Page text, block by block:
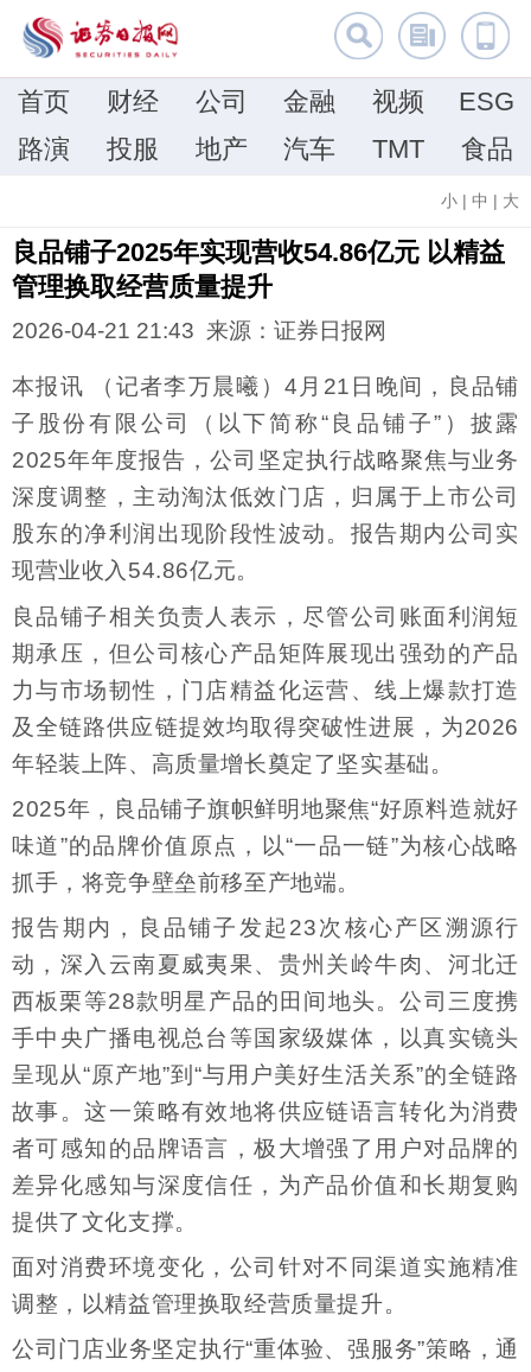
首页 财经 公司 金融 视频
ESG
路演
投服 地产 汽车 TMT 食品
小 | 中 | 大
良品铺子2025年实现营收54.86亿元 以精益
管理换取经营质量提升
2026-04-21 21:43 来源：证券日报网
本报讯 （记者李万晨曦）4月21日晚间，良品铺
子股份有限公司（以下简称“良品铺子”）披露
2025年年度报告，公司坚定执行战略聚焦与业务
深度调整，主动淘汰低效门店，归属于上市公司
股东的净利润出现阶段性波动。报告期内公司实
现营业收入54.86亿元。
良品铺子相关负责人表示，尽管公司账面利润短
期承压，但公司核心产品矩阵展现出强劲的产品
力与市场韧性，门店精益化运营、线上爆款打造
及全链路供应链提效均取得突破性进展，为2026
年轻装上阵、高质量增长奠定了坚实基础。
2025年，良品铺子旗帜鲜明地聚焦“好原料造就好
味道”的品牌价值原点，以“一品一链”为核心战略
抓手，将竞争壁垒前移至产地端。
报告期内，良品铺子发起23次核心产区溯源行
动，深入云南夏威夷果、贵州关岭牛肉、河北迁
西板栗等28款明星产品的田间地头。公司三度携
手中央广播电视总台等国家级媒体，以真实镜头
呈现从“原产地”到“与用户美好生活关系”的全链路
故事。这一策略有效地将供应链语言转化为消费
者可感知的品牌语言，极大增强了用户对品牌的
差异化感知与深度信任，为产品价值和长期复购
提供了文化支撑。
面对消费环境变化，公司针对不同渠道实施精准
调整，以精益管理换取经营质量提升。
公司门店业务坚定执行“重体验、强服务”策略，通